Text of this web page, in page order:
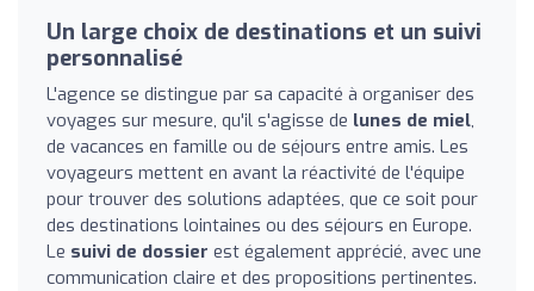
Un large choix de destinations et un suivi
personnalisé
L'agence se distingue par sa capacité à organiser des
voyages sur mesure, qu'il s'agisse de lunes de miel,
de vacances en famille ou de séjours entre amis. Les
voyageurs mettent en avant la réactivité de l'équipe
pour trouver des solutions adaptées, que ce soit pour
des destinations lointaines ou des séjours en Europe.
Le suivi de dossier est également apprécié, avec une
communication claire et des propositions pertinentes.